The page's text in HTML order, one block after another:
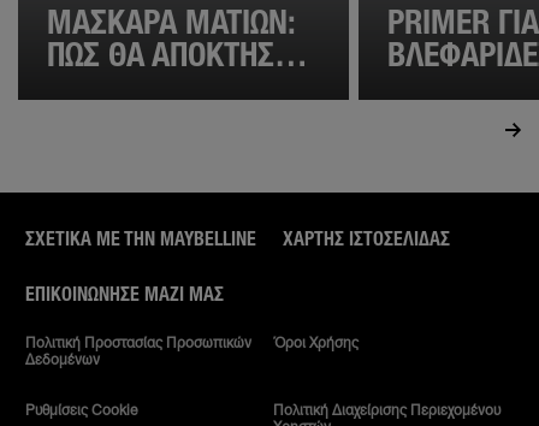
ΜΆΣΚΑΡΑ ΜΑΤΙΏΝ:
ΠΏΣ ΘΑ ΑΠΟΚΤΉΣΕΙΣ
PRIMER ΓΙΑ
ΣΧΕΤΙΚΑ ΜΕ ΤΗΝ MAYBELLINE
ΕΠΙΚΟΙΝΏΝΗΣΕ ΜΑΖΊ ΜΑΣ
ΧΆΡΤΗΣ ΙΣΤΟΣΕΛΊΔΑΣ
Πολιτική Προστασίας Προσωπικών
Δεδομένων
Όροι Χρήσης
Ρυθμίσεις Cookie
Πολιτική Διαχείρισης Περιεχομένου